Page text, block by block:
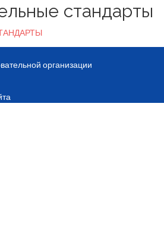
стандарты
организации